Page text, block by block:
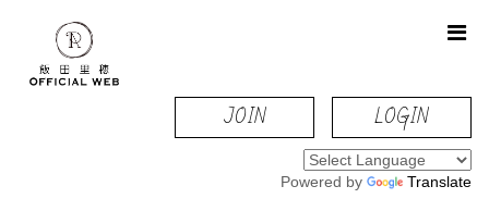
JOIN LOGIN
Powered by Translate